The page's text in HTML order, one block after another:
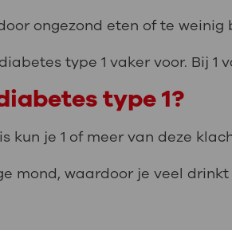
ongezond eten of te weinig
type 1 vaker voor. Bij 1
type 1?
kun je 1 of meer van deze
mond, waardoor je veel drinkt